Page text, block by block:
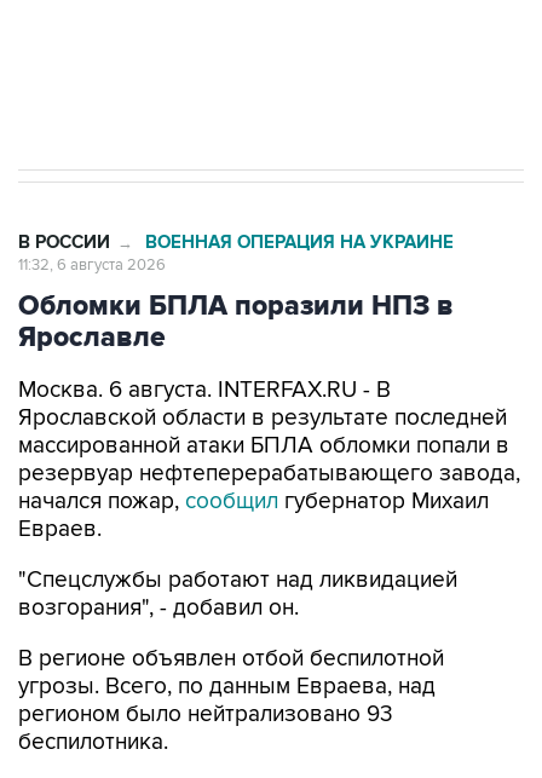
В РОССИИ → ВОЕННАЯ ОПЕРАЦИЯ НА УКРАИНЕ
11:32, 6 августа 2026
Обломки БПЛА поразили НПЗ в
Ярославле
Москва. 6 августа. INTERFAX.RU - В
Ярославской области в результате последней
массированной атаки БПЛА обломки попали в
резервуар нефтеперерабатывающего завода,
начался пожар, сообщил губернатор Михаил
Евраев.
"Спецслужбы работают над ликвидацией
возгорания", - добавил он.
В регионе объявлен отбой беспилотной
угрозы. Всего, по данным Евраева, над
регионом было нейтрализовано 93
беспилотника.